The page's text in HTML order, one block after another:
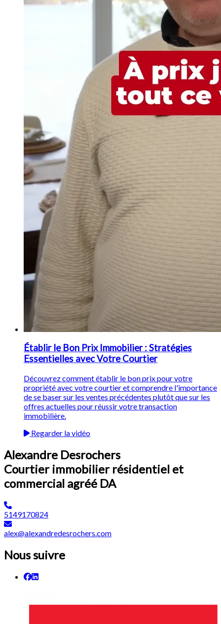
Établir le Bon Prix Immobilier : Stratégies
Essentielles avec Votre Courtier
Découvrez comment établir le bon prix pour votre
propriété avec votre courtier et comprendre l'importance
de se baser sur les ventes précédentes plutôt que sur les
offres actuelles pour réussir votre transaction
immobilière.
Regarder la vidéo
Alexandre Desrochers
Courtier immobilier résidentiel et
commercial agréé DA
5149170824
alex@alexandredesrochers.com
Nous suivre